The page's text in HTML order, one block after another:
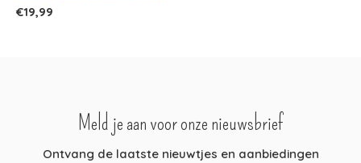
€19,99
Meld je aan voor onze nieuwsbrief
Ontvang de laatste nieuwtjes en aanbiedingen